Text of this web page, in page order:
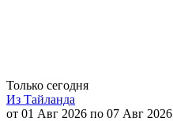
Только сегодня
Из Тайланда
от 01 Авг 2026 по 07 Авг 2026